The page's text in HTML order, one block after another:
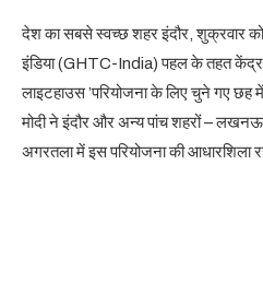
देश का सबसे स्वच्छ शहर इंदौर, शुक्रवार
इंडिया (GHTC-India) पहल के तहत केंद्र
लाइटहाउस ’परियोजना के लिए चुने गए
मोदी ने इंदौर और अन्य पांच शहरों –
अगरतला में इस परियोजना की आधारशिला